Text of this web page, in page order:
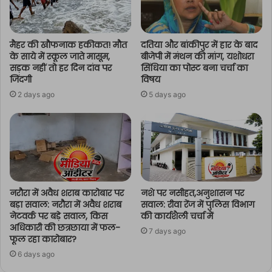
मैहर की खौफनाक हकीकत! मौत
के साये में स्कूल जाते मासूम,
सड़क नहीं तो हर दिन दांव पर
जिंदगी
2 days ago
दतिया और बांकीपुर में हार के बाद
बीजेपी में मंथन की मांग, यशोधरा
सिंधिया का पोस्ट बना चर्चा का
विषय
5 days ago
नरौरा में अवैध शराब कारोबार पर
बड़ा सवाल: नरौरा में अवैध शराब
नेटवर्क पर बड़े सवाल, किस
अधिकारी की छत्रछाया में फल-
फूल रहा कारोबार?
6 days ago
नशे पर नसीहत,अनुशासन पर
सवाल: रीवा रेंज में पुलिस विभाग
की कार्यशैली चर्चा में
7 days ago